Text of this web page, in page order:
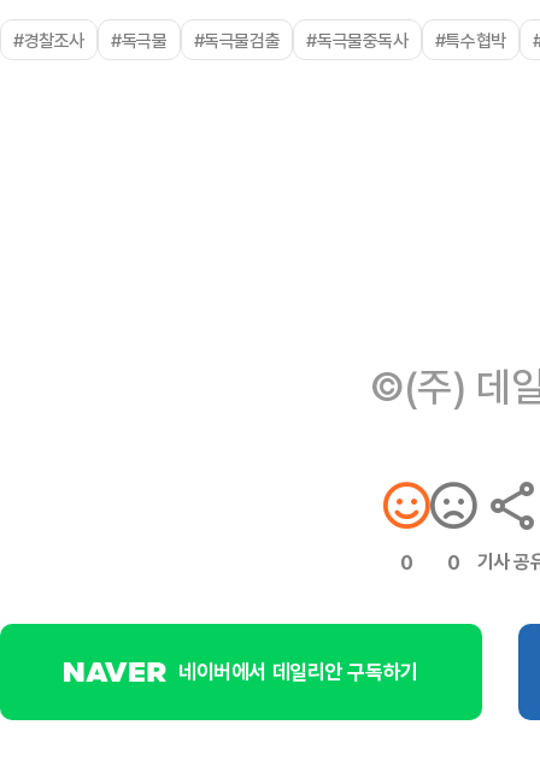
#경찰조사 #독극물 #독극물검출 #독극물중독사 #특수협박
©(주) 데
0 0 기사 공
네이버에서 데일리안 구독하기